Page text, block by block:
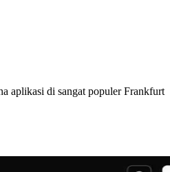
aplikasi di sangat populer Frankfurt